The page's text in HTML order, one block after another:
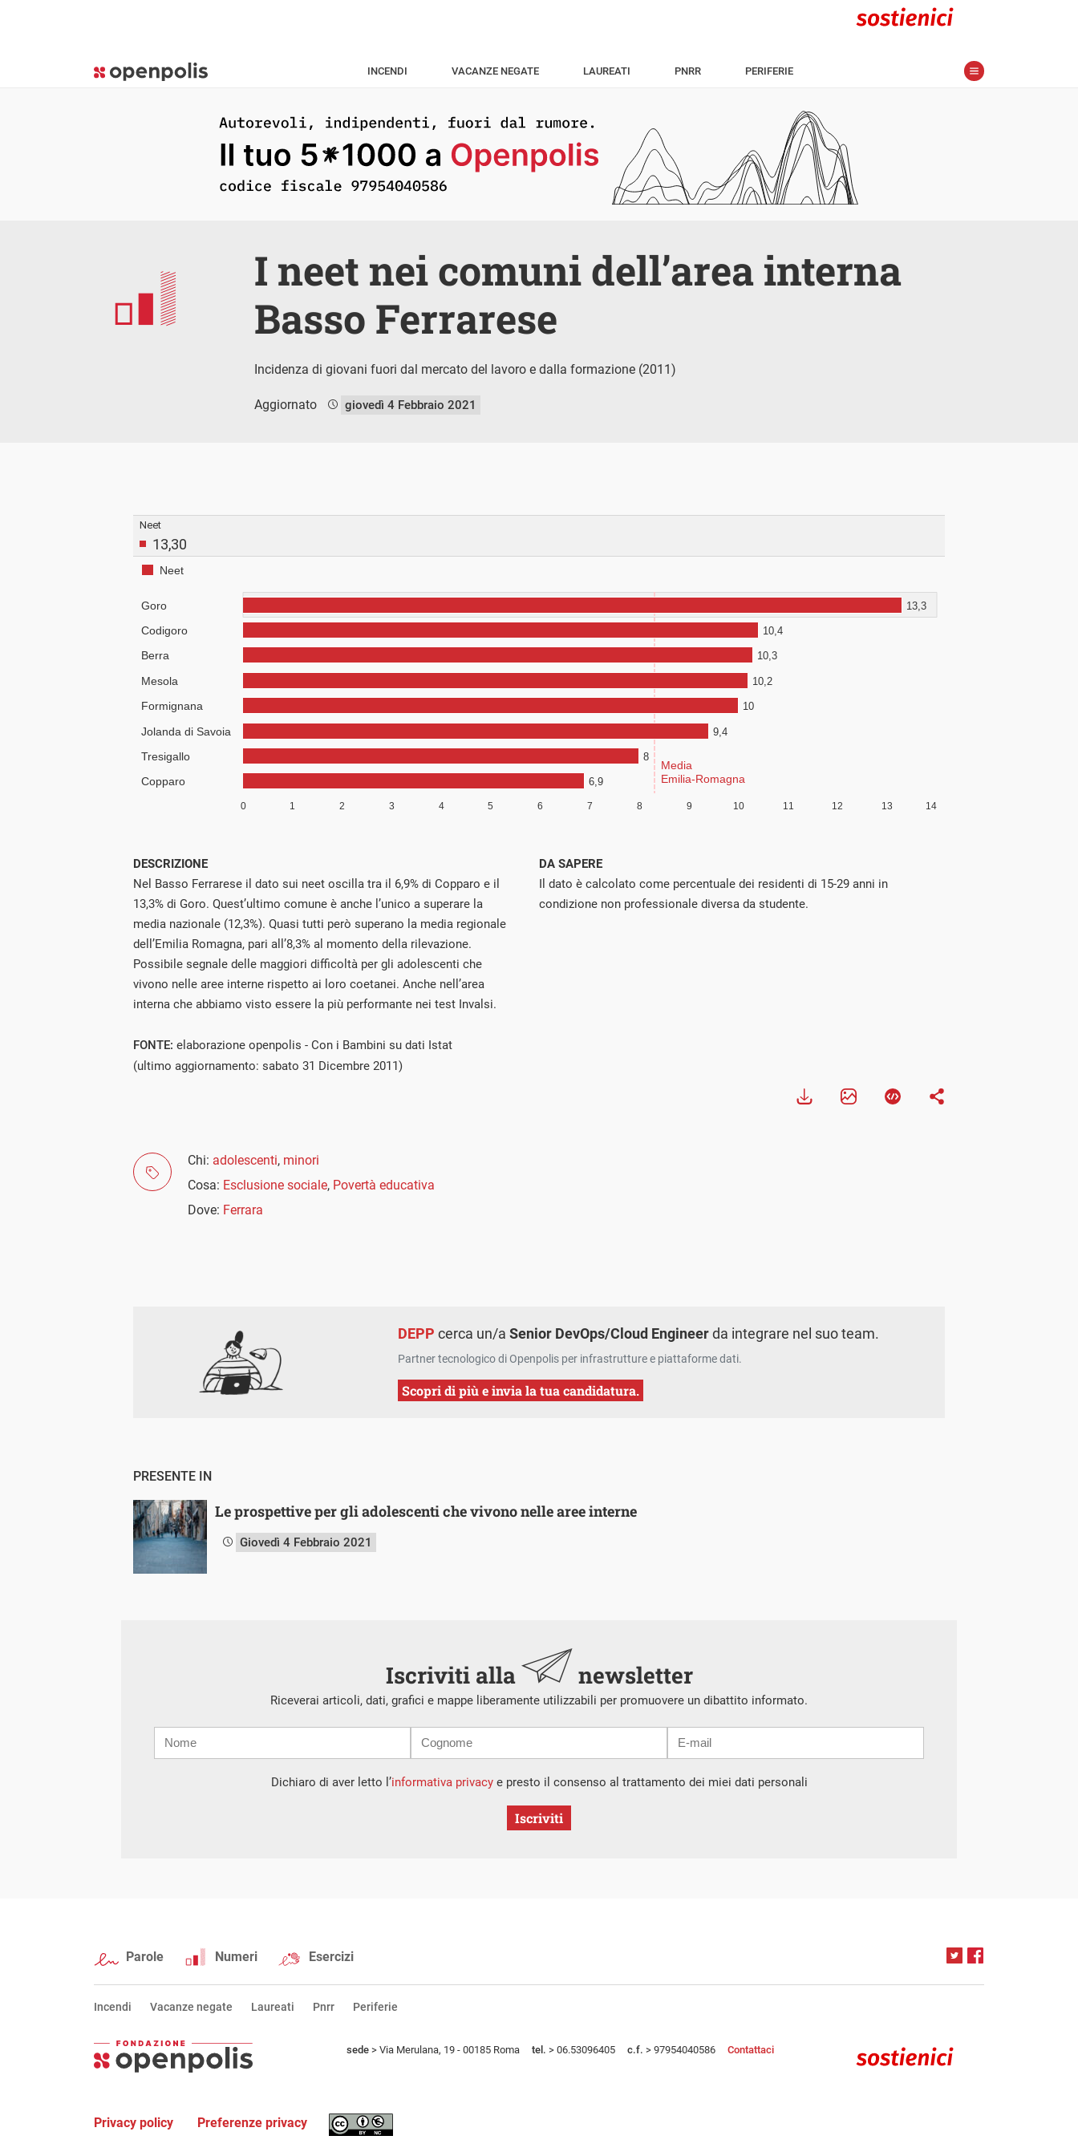
INCENDI VACANZE NEGATE LAUREATI PNRR PERIFERIE
I neet nei comuni dell’area interna
Basso Ferrarese
Incidenza di giovani fuori dal mercato del lavoro e dalla formazione (2011)
Aggiornato giovedì 4 Febbraio 2021
DESCRIZIONE
Nel Basso Ferrarese il dato sui neet oscilla tra il 6,9% di Copparo e il
13,3% di Goro. Quest’ultimo comune è anche l’unico a superare la
media nazionale (12,3%). Quasi tutti però superano la media regionale
dell’Emilia Romagna, pari all’8,3% al momento della rilevazione.
Possibile segnale delle maggiori difficoltà per gli adolescenti che
vivono nelle aree interne rispetto ai loro coetanei. Anche nell’area
interna che abbiamo visto essere la più performante nei test Invalsi.
DA SAPERE
Il dato è calcolato come percentuale dei residenti di 15-29 anni in
condizione non professionale diversa da studente.
FONTE: elaborazione openpolis - Con i Bambini su dati Istat
(ultimo aggiornamento: sabato 31 Dicembre 2011)
Chi: adolescenti, minori
Cosa: Esclusione sociale, Povertà educativa
Dove: Ferrara
DEPP cerca un/aSenior DevOps/Cloud Engineerda integrare nel suo team.
Partner tecnologico di Openpolis per infrastrutture e piattaforme dati.
Scopri di più e invia la tua candidatura.
PRESENTE IN
Le prospettive per gli adolescenti che vivono nelle aree interne
Giovedì 4 Febbraio 2021
Iscriviti alla newsletter
Riceverai articoli, dati, grafici e mappe liberamente utilizzabili per promuovere un dibattito informato.
mail
Dichiaro di aver letto l’informativa privacye presto il consenso al trattamento dei miei dati personali
Iscriviti
Parole Numeri Esercizi
Incendi Vacanze negate Laureati Pnrr Periferie
sede > Via Merulana, 19 - 00185 Roma tel. > 06.53096405 c.f. > 97954040586 Contattaci
Privacy policy Preferenze privacy